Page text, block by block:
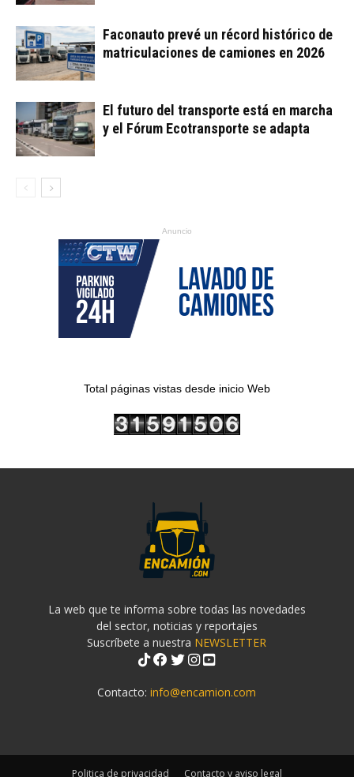
Faconauto prevé un récord histórico de
matriculaciones de camiones en 2026
El futuro del transporte está en marcha
y el Fórum Ecotransporte se adapta
Anuncio
Total páginas vistas desde inicio Web
La web que te informa sobre todas las novedades
del sector, noticias y reportajes
Suscríbete a nuestra NEWSLETTER
Contacto:info@encamion.com
Politica de privacidad Contacto y aviso legal